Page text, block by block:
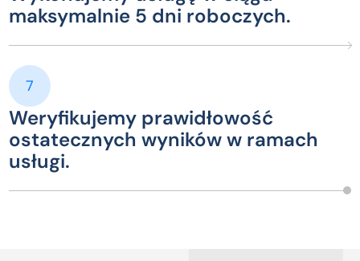
maksymalnie 5 dni roboczych.
7
Weryfikujemy prawidłowość
ostatecznych wyników w ramach
usługi.